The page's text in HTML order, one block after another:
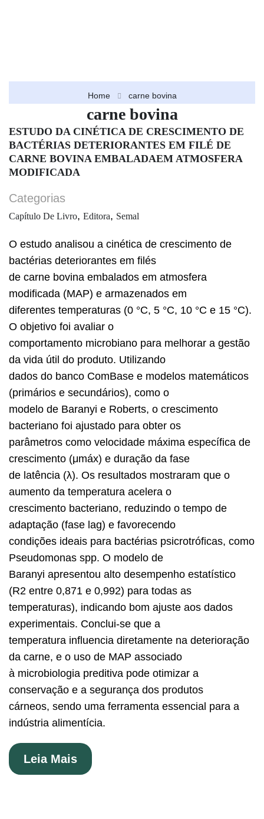
Home carne bovina
carne bovina
ESTUDO DA CINÉTICA DE CRESCIMENTO DE
BACTÉRIAS DETERIORANTES EM FILÉ DE
CARNE BOVINA EMBALADAEM ATMOSFERA
MODIFICADA
Categorias
Capítulo De Livro, Editora, Semal
O estudo analisou a cinética de crescimento de
bactérias deteriorantes em filés
de carne bovina embalados em atmosfera
modificada (MAP) e armazenados em
diferentes temperaturas (0 °C, 5 °C, 10 °C e 15 °C).
O objetivo foi avaliar o
comportamento microbiano para melhorar a gestão
da vida útil do produto. Utilizando
dados do banco ComBase e modelos matemáticos
(primários e secundários), como o
modelo de Baranyi e Roberts, o crescimento
bacteriano foi ajustado para obter os
parâmetros como velocidade máxima específica de
crescimento (μmáx) e duração da fase
de latência (λ). Os resultados mostraram que o
aumento da temperatura acelera o
crescimento bacteriano, reduzindo o tempo de
adaptação (fase lag) e favorecendo
condições ideais para bactérias psicrotróficas, como
Pseudomonas spp. O modelo de
Baranyi apresentou alto desempenho estatístico
(R2 entre 0,871 e 0,992) para todas as
temperaturas), indicando bom ajuste aos dados
experimentais. Conclui-se que a
temperatura influencia diretamente na deterioração
da carne, e o uso de MAP associado
à microbiologia preditiva pode otimizar a
conservação e a segurança dos produtos
cárneos, sendo uma ferramenta essencial para a
indústria alimentícia.
Leia Mais